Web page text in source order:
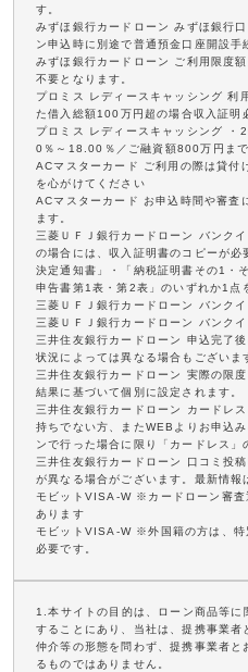
す。
みずほ銀行カードローン みずほ銀行
ン申込時に別途で普通預金口座開設手
みずほ銀行カードローン ご利用限度
不要となります。
プロミス レディースキャッシング 利
た借入総額100万円超の場合収入証明
プロミス レディースキャッシング
0％～18.00％／ご融資額800万円まで
ACマスターカード ご利用の際は貸付
を心がけてください
ACマスターカード お申込時間や審査
ます。
三菱ＵＦＪ銀行カードローン バンク
の場合には、収入証明書のコピーが
決定通知書」・「納税証明書その1・
申告書第1表・第2表」のいずれか1点
三菱ＵＦＪ銀行カードローン バンク
三菱ＵＦＪ銀行カードローン バンク
三井住友銀行カードローン 申込完了
状況によっては異なる場合もございま
三井住友銀行カードローン 実際の限
結果に基づいて個別に設定されます。
三井住友銀行カードローン カードレ
持ちでない方、またWEBよりお申込
ンで行った場合に限り「カードレス」
三井住友銀行カードローン 口コミ投
が異なる場合がございます。最新情報
モビットVISA-W ※カードローン審査
あります
モビットVISA-W ※外国籍の方は、特
必要です。
1.本サイトの目的は、ローン商品等
することにあり、当社は、提携事業者
仲介等の形態を問わず、提携事業者
るものではありません。